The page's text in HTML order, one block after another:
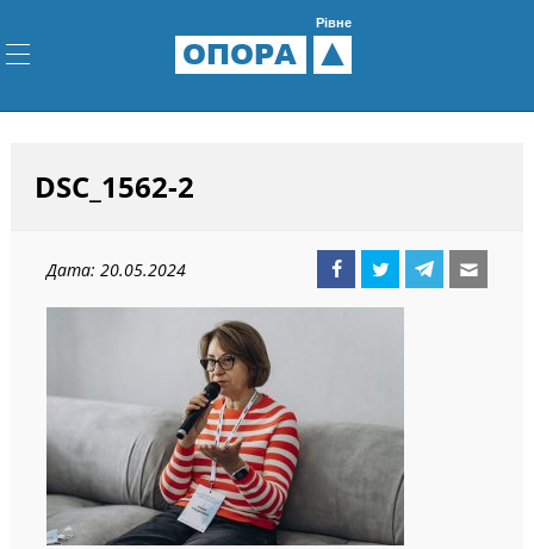
ОПОРА
Рівне
DSC_1562-2
Дата: 20.05.2024